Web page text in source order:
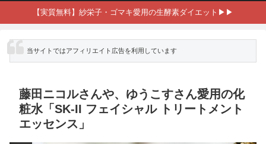
【実質無料】紗栄子・ゴマキ愛用の生酵素ダイエット▶▶
※ 当サイトではアフィリエイト広告を利用しています
藤田ニコルさんや、ゆうこすさん愛用の化
粧水「SK-II フェイシャル トリートメント
エッセンス」